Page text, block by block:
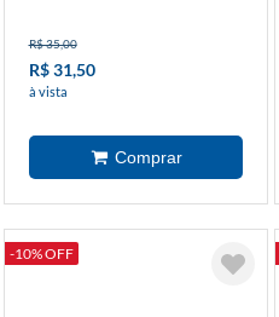
R$ 35,00
R$ 31,50
à vista
-10% OFF